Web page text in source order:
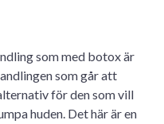
som med botox är
som går att
för den som vill
huden. Det här är en